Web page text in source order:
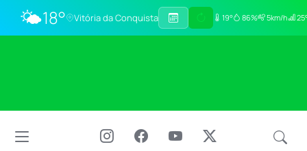
🌤️18° Vitória da Conquista 19° 86% 5km/h